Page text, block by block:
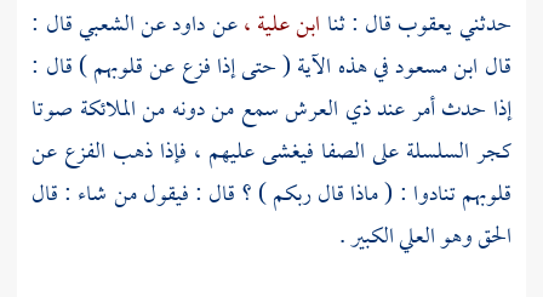
حدثنييعقوبقال : ثنا ابن علية ،عنداودعنالشعبيقال :
قال ابن مسعودفي هذه الآية ( حتى إذا فزع عن قلوبهم ) قال :
إذا حدث أمر عند ذي العرش سمع من دونه من الملائكة صوتا
كجر السلسلة على الصفا فيغشى عليهم ، فإذا ذهب الفزع عن
قلوبهم تنادوا : ( ماذا قال ربكم ) ؟ قال : فيقول من شاء : قال
الحق وهو العلي الكبير .